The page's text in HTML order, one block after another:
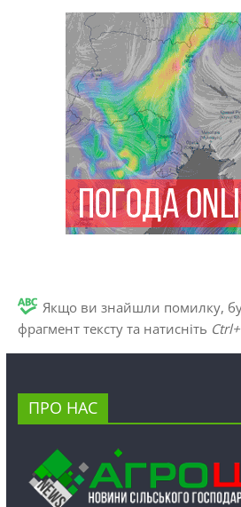
Якщо ви знайшли помилку,
фрагмент тексту та натисніть
ПРО НАС